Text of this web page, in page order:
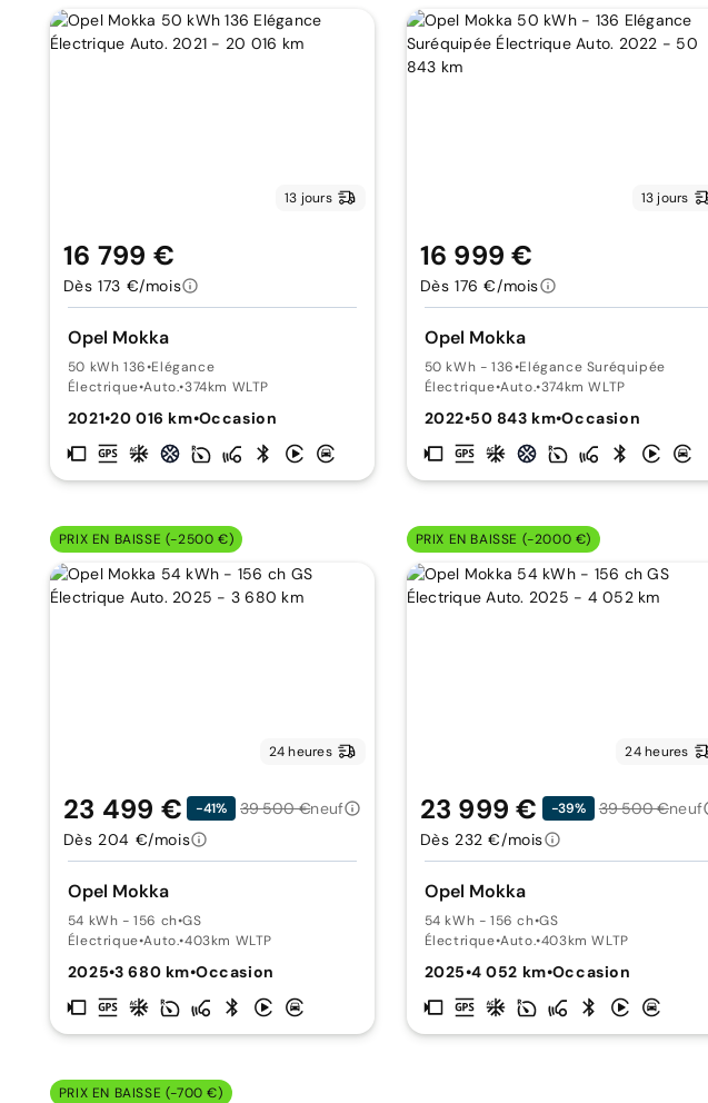
13 jours
Opel Mokka
50 kWh 136•Elégance
Électrique•Auto.•374km WLTP
2021•20 016 km•Occasion
16 799 €
Dès 173 €/mois
13 jours
Opel Mokka
50 kWh - 136•Elégance Suréquipée
Électrique•Auto.•374km WLTP
2022•50 843 km•Occasion
16 999 €
Dès 176 €/mois
PRIX EN BAISSE (-2500 €)
24 heures
Opel Mokka
54 kWh - 156 ch•GS
Électrique•Auto.•403km WLTP
2025•3 680 km•Occasion
23 499 € -41% 39 500 €neuf
Dès 204 €/mois
PRIX EN BAISSE (-2000 €)
24 heures
Opel Mokka
54 kWh - 156 ch•GS
Électrique•Auto.•403km WLTP
2025•4 052 km•Occasion
23 999 € -39% 39 500 €neuf
Dès 232 €/mois
PRIX EN BAISSE (-700 €)